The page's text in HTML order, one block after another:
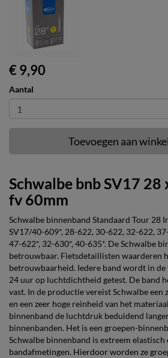
€ 9,90
Aantal
Toevoegen aan
Schwalbe bnb SV17 28
fv 60mm
Schwalbe binnenband Standaard Tour 28
SV17/40-609*, 28-622, 30-622, 32-622,
47-622*, 32-630*, 40-635*. De Schwalbe
betrouwbaar. Fietsdetaillisten waarderen
betrouwbaarheid. Iedere band wordt in
24 uur op luchtdichtheid getest. De band
vast. In de productie vereist Schwalbe een
en een zeer hoge reinheid van het
binnenband de luchtdruk beduidend
binnenbanden. Het is een groepen-
Schwalbe binnenband is extreem elastisch
bandafmetingen. Hierdoor worden ze